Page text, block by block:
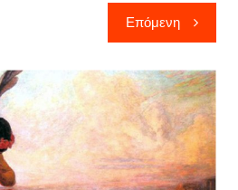
Επόμενη